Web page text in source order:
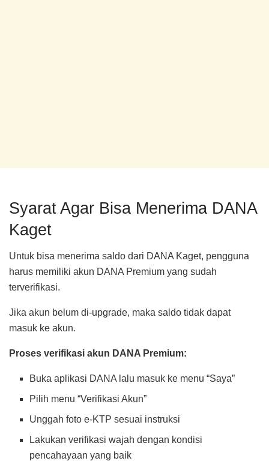
Syarat Agar Bisa Menerima DANA
Kaget
Untuk bisa menerima saldo dari DANA Kaget, pengguna
harus memiliki akun DANA Premium yang sudah
terverifikasi.
Jika akun belum di-upgrade, maka saldo tidak dapat
masuk ke akun.
Proses verifikasi akun DANA Premium:
Buka aplikasi DANA lalu masuk ke menu “Saya”
Pilih menu “Verifikasi Akun”
Unggah foto e-KTP sesuai instruksi
Lakukan verifikasi wajah dengan kondisi
pencahayaan yang baik